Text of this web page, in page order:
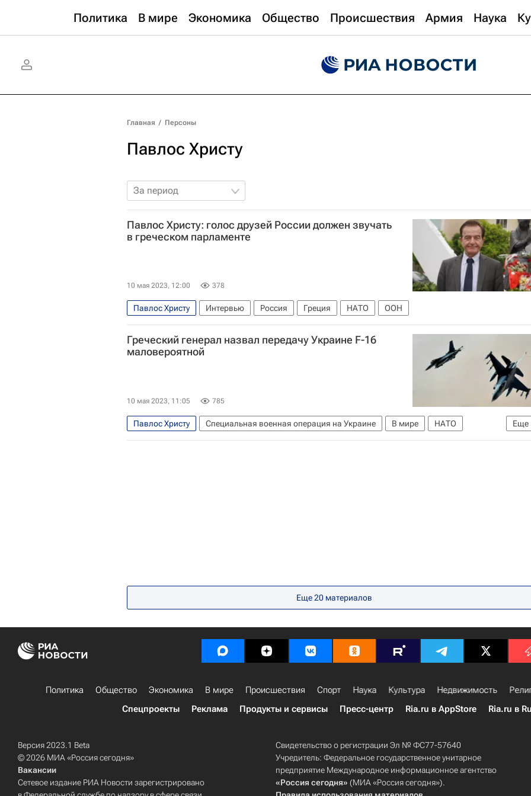
Политика В мире Экономика Общество Происшествия Армия Наука
Главная / Персоны
Павлос Христу
За период
Павлос Христу: голос друзей России должен звучать
в греческом парламенте
10 мая 2023, 12:00 378
Павлос Христу Интервью Россия Греция НАТО ООН
Греческий генерал назвал передачу Украине F-16
маловероятной
10 мая 2023, 11:05 785
Еще
Павлос Христу Специальная военная операция на Украине В мире
НАТО
Греция
Украина Вооруженные силы Украины Ситуация в ДНР и ЛНР F-16
Еще20 материалов
Политика Общество Экономика В мире Происшествия Спорт Наука Культура Недвижимость
Спецпроекты
Реклама Продукты и сервисы Пресс-центр Ria.ru в AppStore Ria.ru в
Версия 2023.1 Beta
© 2026 МИА «Россия сегодня»
Вакансии
Сетевое издание РИА Новости зарегистрировано
Свидетельство о регистрации Эл № ФС77-57640
Учредитель: Федеральное государственное унитарное
предприятие Международное информационное агентство
«Россия сегодня» (МИА «Россия сегодня»).